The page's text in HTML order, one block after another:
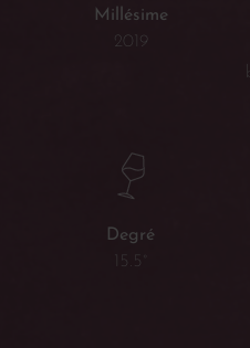
Millésime
2019
Degré
15.5°